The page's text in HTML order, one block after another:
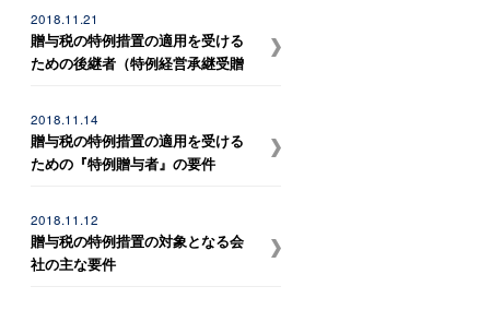
2018.11.21
贈与税の特例措置の適用を受ける
ための後継者（特例経営承継受贈
2018.11.14
贈与税の特例措置の適用を受ける
ための『特例贈与者』の要件
2018.11.12
贈与税の特例措置の対象となる会
社の主な要件